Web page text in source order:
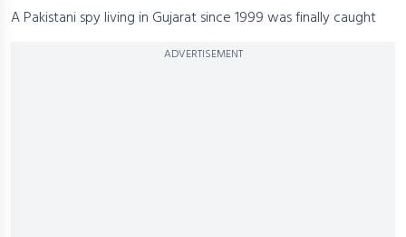
A Pakistani spy living in Gujarat since 1999 was finally caught
ADVERTISEMENT